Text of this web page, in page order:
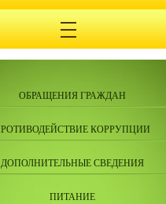
ОБРАЩЕНИЯ ГРАЖДАН
КОРРУПЦИИ
ДОПОЛНИТЕЛЬНЫЕ СВЕДЕНИЯ
ПИТАНИЕ